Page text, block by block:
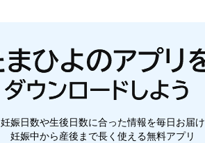
妊娠日数や生後日数に合った情報を毎日お届け
妊娠中から産後まで長く使える無料アプリ